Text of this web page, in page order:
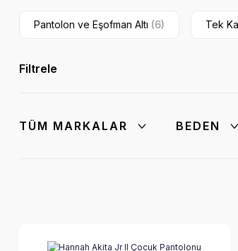
Pantolon ve Eşofman Altı (6) Tek
Filtrele
TÜM MARKALAR BEDEN